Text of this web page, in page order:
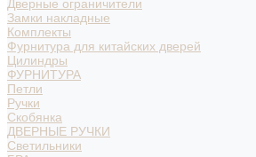
Дверные ограничители
Замки накладные
Комплекты
Фурнитура для китайских дверей
Цилиндры
ФУРНИТУРА
Петли
Ручки
Скобянка
ДВЕРНЫЕ РУЧКИ
Светильники